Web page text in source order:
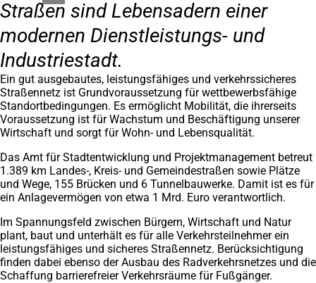
Straßen sind Lebensadern einer
modernen Dienstleistungs- und
Industriestadt.
Ein gut ausgebautes, leistungsfähiges und verkehrssicheres
Straßennetz ist Grundvoraussetzung für wettbewerbsfähige
Standortbedingungen. Es ermöglicht Mobilität, die ihrerseits
Voraussetzung ist für Wachstum und Beschäftigung unserer
Wirtschaft und sorgt für Wohn- und Lebensqualität.
Das Amt für Stadtentwicklung und Projektmanagement betreut
1.389 km Landes-, Kreis- und Gemeindestraßen sowie Plätze
und Wege, 155 Brücken und 6 Tunnelbauwerke. Damit ist es für
ein Anlagevermögen von etwa 1 Mrd. Euro verantwortlich.
Im Spannungsfeld zwischen Bürgern, Wirtschaft und Natur
plant, baut und unterhält es für alle Verkehrsteilnehmer ein
leistungsfähiges und sicheres Straßennetz. Berücksichtigung
finden dabei ebenso der Ausbau des Radverkehrsnetzes und die
Schaffung barrierefreier Verkehrsräume für Fußgänger.